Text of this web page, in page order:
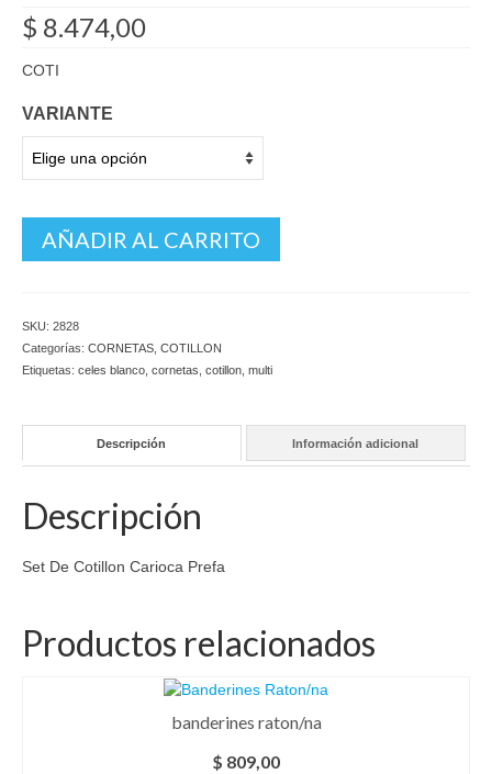
$ 8.474,00
COTI
VARIANTE
AÑADIR AL CARRITO
SKU: 2828
Categorías: CORNETAS COTILLON
Etiquetas: celes blanco cornetas cotillon multi
Descripción Información adicional
Descripción
Set De Cotillon Carioca Prefa
Productos relacionados
banderines raton/na
$ 809,00